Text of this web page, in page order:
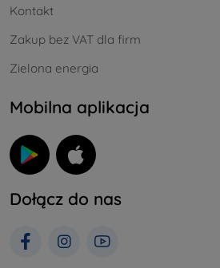
Kontakt
Zakup bez VAT dla firm
Zielona energia
Mobilna aplikacja
Dołącz do nas